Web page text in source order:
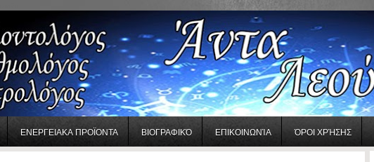
ΕΝΕΡΓΕΙΑΚΑ ΠΡΟΪΟΝΤΑ ΒΙΟΓΡΑΦΙΚΌ ΕΠΙΚΟΙΝΩΝΊΑ ΌΡΟΙ ΧΡΉΣΗΣ